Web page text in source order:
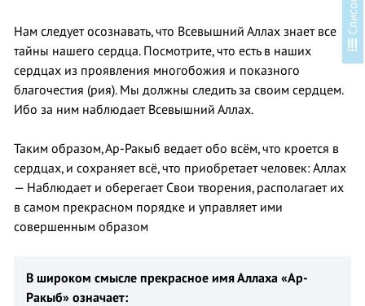
Нам следует осознавать, что Всевышний Аллах знает все
тайны нашего сердца. Посмотрите, что есть в наших
сердцах из проявления многобожия и показного
благочестия (рия). Мы должны следить за своим сердцем.
Ибо за ним наблюдает Всевышний Аллах.
Таким образом, Ар-Ракыб ведает обо всём, что кроется в
сердцах, и сохраняет всё, что приобретает человек: Аллах
— Наблюдает и оберегает Свои творения, располагает их
в самом прекрасном порядке и управляет ими
совершенным образом
В широком смысле прекрасное имя Аллаха «Ар-
Ракыб» означает: